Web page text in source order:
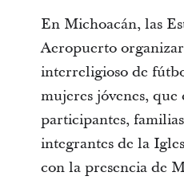
En Michoacán, las
Aeropuerto
interreligioso de
mujeres jóvenes, que
participantes,
integrantes de la
con la presencia de